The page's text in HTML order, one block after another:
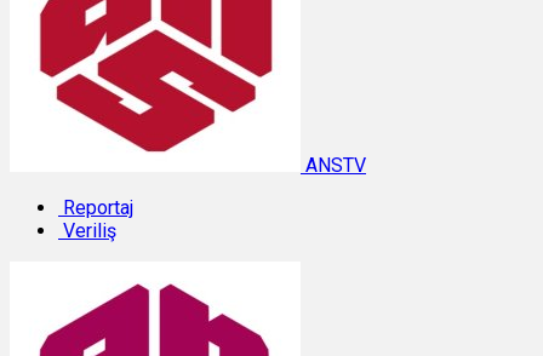
ANSTV
Reportaj
Veriliş